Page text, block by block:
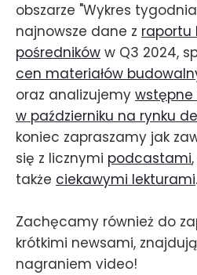
obszarze "Wykres
najnowsze dane z raportu
pośredników w Q3 2024,
cen materiałów
oraz analizujemy wstępne
w październiku na rynku
koniec zapraszamy jak
się z licznymi podcastami
także ciekawymi lekturami.
Zachęcamy również do
krótkimi newsami,
nagraniem video!